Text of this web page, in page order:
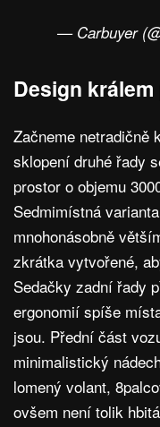
— Carbuyer
Design
Začneme netradičně
sklopení druhé řady
prostor o objemu
Sedmimístná
mnohonásobně
zkrátka vytvořené,
Sedačky zadní řady
ergonomií spíše
jsou. Přední část
minimalistický
lomený volant,
ovšem není tolik